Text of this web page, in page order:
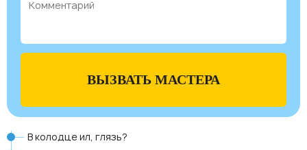
ВЫЗВАТЬ МАСТЕРА
В колодце ил, глязь?